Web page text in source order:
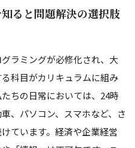
知ると問題解決の選択肢
ラミングが必修化され、大
科目がカリキュラムに組み
ちの日常においては、24時
、パソコン、スマホなど、さ
ています。経済や企業経営